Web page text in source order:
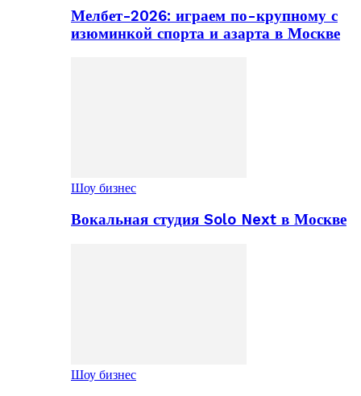
Мелбет-2026: играем по-крупному с
изюминкой спорта и азарта в Москве
Шоу бизнес
Вокальная студия Solo Next в Москве
Шоу бизнес